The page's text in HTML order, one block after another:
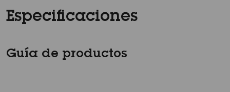
Especificaciones
Guía de productos